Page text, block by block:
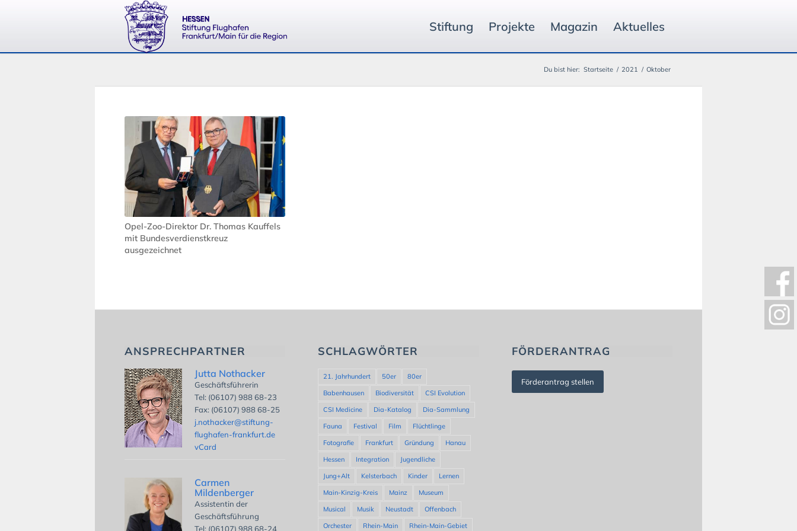
Stiftung Projekte Magazin Aktuelles
Du bist hier: Startseite / 2021 / Oktober
Opel-Zoo-Direktor Dr. Thomas Kauffels
mit Bundesverdienstkreuz
ausgezeichnet
ANSPRECHPARTNER
Jutta Nothacker
Geschäftsführerin
Tel: (06107) 988 68-23
Fax: (06107) 988 68-25
j.nothacker@stiftung-
flughafen-frankfurt.de
vCard
Carmen
Mildenberger
Assistentin der
Geschäftsführung
Tel: (06107) 988 68-24
SCHLAGWÖRTER
21. Jahrhundert 50er
80er
Babenhausen
Biodiversität
CSI Evolution
CSI Medicine
Dia-Katalog
Dia-Sammlung
Fauna
Festival Film
Flüchtlinge
Fotografie
Frankfurt Gründung
Hanau
Hessen
Integration
Jugendliche
Jung+Alt
Kelsterbach Kinder
Lernen
Main-Kinzig-Kreis
Mainz
Museum
Musical
Musik Neustadt
Offenbach
Orchester
Rhein-Main Rhein-Main-Gebiet
FÖRDERANTRAG
Förderantrag stellen